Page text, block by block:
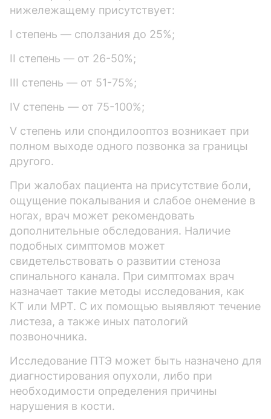
нижележащему присутствует:
I степень — сползания до 25%;
II степень — от 26-50%;
III степень — от 51-75%;
IV степень — от 75-100%;
V степень или спондилооптоз возникает при
полном выходе одного позвонка за границы
другого.
При жалобах пациента на присутствие боли,
ощущение покалывания и слабое онемение в
ногах, врач может рекомендовать
дополнительные обследования. Наличие
подобных симптомов может
свидетельствовать о развитии стеноза
спинального канала. При симптомах врач
назначает такие методы исследования, как
КТ или МРТ. С их помощью выявляют течение
листеза, а также иных патологий
позвоночника.
Исследование ПТЭ может быть назначено для
диагностирования опухоли, либо при
необходимости определения причины
нарушения в кости.